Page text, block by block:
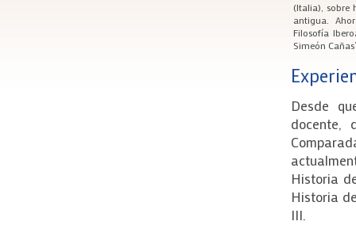
(Italia), sobre
antigua.
Filosofía
Simeón
Desde
docente,
Historia
Historia
III.